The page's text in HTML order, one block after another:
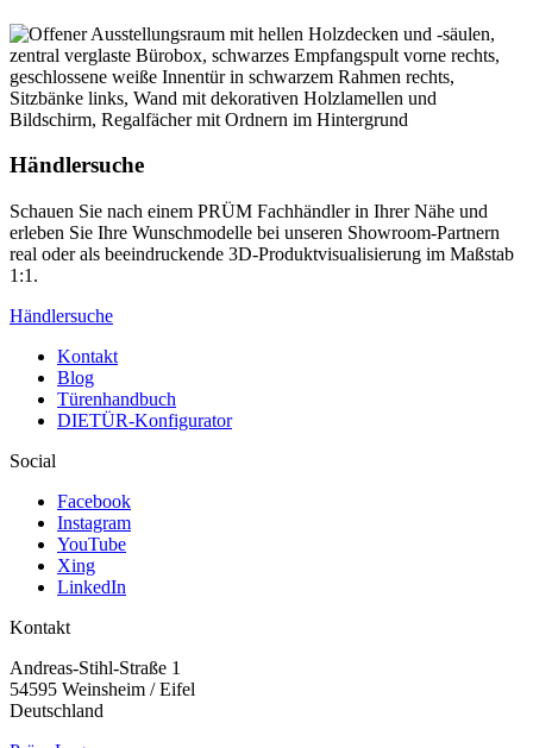
Händlersuche
Schauen Sie nach einem PRÜM Fachhändler in Ihrer Nähe und
erleben Sie Ihre Wunschmodelle bei unseren Showroom-Partnern
real oder als beeindruckende 3D-Produktvisualisierung im Maßstab
1:1.
Händlersuche
Kontakt
Blog
Türenhandbuch
DIETÜR-Konfigurator
Social
Facebook
Instagram
YouTube
Xing
LinkedIn
Kontakt
Andreas-Stihl-Straße 1
54595 Weinsheim / Eifel
Deutschland